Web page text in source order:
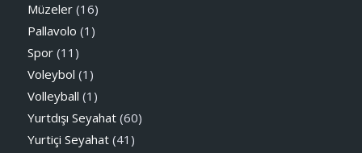
Müzeler(16)
Pallavolo (1)
Spor(11)
Voleybol (1)
Volleyball (1)
Yurtdışı Seyahat(60)
Yurtiçi Seyahat(41)